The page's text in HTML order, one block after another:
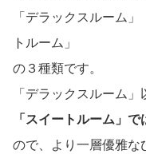
「デラックスルーム
トルーム」
の３種類です。
「デラックスルーム」
「スイートルーム」
ので、より一層優雅な